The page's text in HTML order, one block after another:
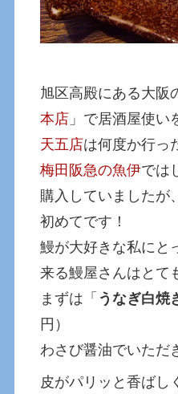
旭区高殿にある大阪
本店 」で居酒屋使い
天五店は何度か行っ
梅田阪急の魚伊では
購入していましたが
初めてです！
鰻が大好きな私にと
来る鰻屋さんはとて
まずは「 うなぎ白焼
円）
わさび醤油でいただ
皮がパリッと香ばし